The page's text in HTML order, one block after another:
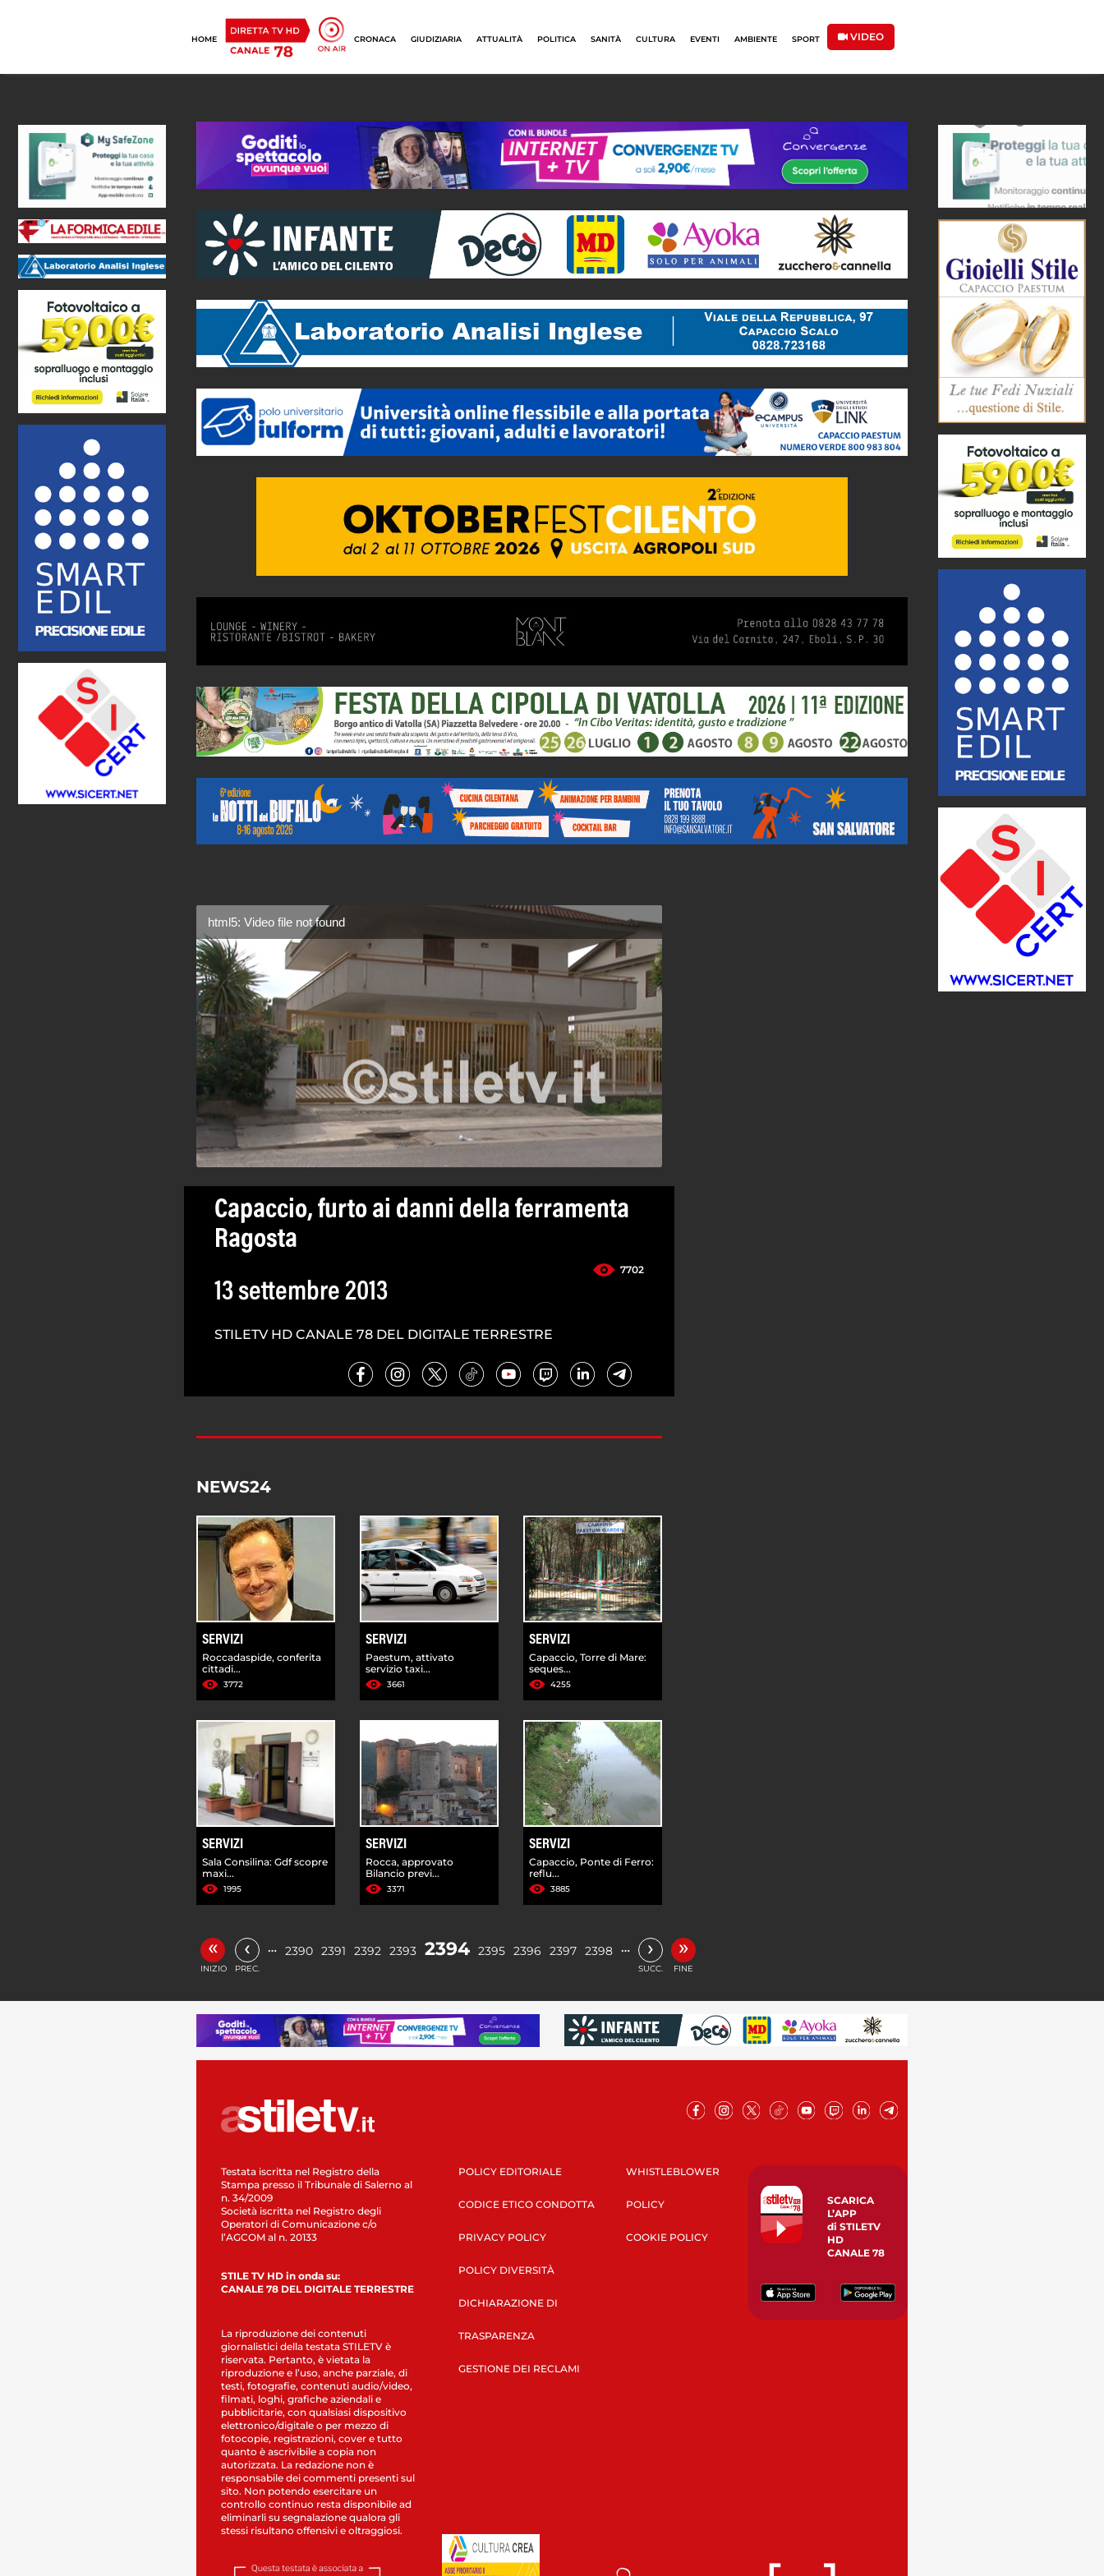
HOME CRONACA GIUDIZIARIA ATTUALITÀ POLITICA SANITÀ CULTURA EVENTI AMBIENTE SPORT VIDEO
html5: Video file not found
Capaccio, furto ai danni della ferramenta
Ragosta
7702
13 settembre 2013
STILETV HD CANALE 78 DEL DIGITALE TERRESTRE
NEWS24
SERVIZI
Roccadaspide, conferita
cittadi...
3772
SERVIZI
Paestum, attivato
servizio taxi...
3661
SERVIZI
Capaccio, Torre di Mare:
seques...
4255
SERVIZI
Sala Consilina: Gdf scopre
maxi...
1995
SERVIZI
Rocca, approvato
Bilancio previ...
3371
SERVIZI
Capaccio, Ponte di Ferro:
reflu...
3885
«
INIZIO
‹
PREC.
… 2390 2391 2392 2393 2394 2395 2396 2397 2398 … ›
SUCC.
»
FINE
Testata iscritta nel Registro della
Stampa presso il Tribunale di Salerno al
n. 34/2009
Società iscritta nel Registro degli
Operatori di Comunicazione c/o
l’AGCOM al n. 20133
STILE TV HD in onda su:
CANALE 78 DEL DIGITALE TERRESTRE
La riproduzione dei contenuti
giornalistici della testata STILETV è
riservata. Pertanto, è vietata la
riproduzione e l’uso, anche parziale, di
testi, fotografie, contenuti audio/video,
filmati, loghi, grafiche aziendali e
pubblicitarie, con qualsiasi dispositivo
elettronico/digitale o per mezzo di
fotocopie, registrazioni, cover e tutto
quanto è ascrivibile a copia non
autorizzata. La redazione non è
responsabile dei commenti presenti sul
sito. Non potendo esercitare un
controllo continuo resta disponibile ad
eliminarli su segnalazione qualora gli
stessi risultano offensivi e oltraggiosi.
POLICY EDITORIALE
CODICE ETICO CONDOTTA
PRIVACY POLICY
POLICY DIVERSITÀ
DICHIARAZIONE DI
TRASPARENZA
GESTIONE DEI RECLAMI
WHISTLEBLOWER
POLICY
COOKIE POLICY
SCARICA
L’APP
di STILETV
HD
CANALE 78